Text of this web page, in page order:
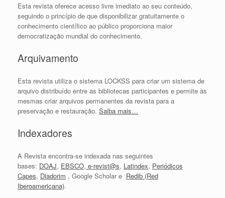
Esta revista oferece acesso livre imediato ao seu conteúdo,
seguindo o princípio de que disponibilizar gratuitamente o
conhecimento científico ao público proporciona maior
democratização mundial do conhecimento.
Arquivamento
Esta revista utiliza o sistema LOCKSS para criar um sistema de
arquivo distribuído entre as bibliotecas participantes e permite às
mesmas criar arquivos permanentes da revista para a
preservação e restauração. Saiba mais…
Indexadores
A Revista encontra-se indexada nas seguintes
bases: DOAJ, EBSCO, e-revist@s, Latindex, Periódicos
Capes, Diadorim , Google Scholar e Redib (Red
Iberoamericana).